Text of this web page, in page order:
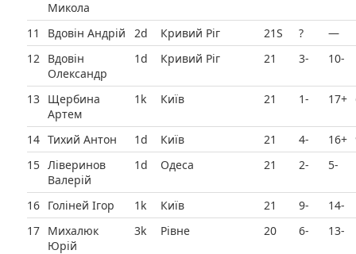
Микола
11 Вдовін Андрій 2d Кривий Ріг 21Ѕ ? —
12
Вдовін
Олександр
1d Кривий Ріг 21 3- 10-
13 Щербина
Артем
1k Київ 21 1- 17+
14 Тихий Антон 1d Київ 21 4- 16+
15 Ліверинов
Валерій
1d Одеса 21 2- 5-
16 Голіней Ігор 1k Київ 21 9- 14-
17 Михалюк
Юрій
3k Рівне 20 6- 13-